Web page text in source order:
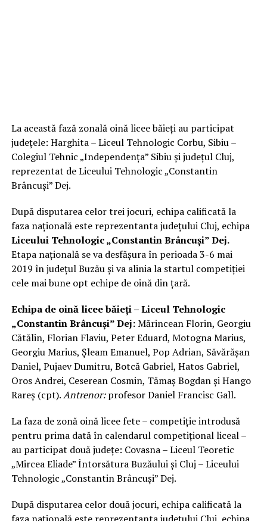
La această fază zonală oină licee băieţi au participat
judeţele: Harghita – Liceul Tehnologic Corbu, Sibiu –
Colegiul Tehnic „Independenţa” Sibiu şi judeţul Cluj,
reprezentat de Liceului Tehnologic „Constantin
Brâncuşi” Dej.
După disputarea celor trei jocuri, echipa calificată la
faza naţională este reprezentanta judeţului Cluj, echipa
Liceului Tehnologic „Constantin Brâncuşi” Dej.
Etapa naţională se va desfăşura în perioada 3-6 mai
2019 în judeţul Buzău şi va alinia la startul competiţiei
cele mai bune opt echipe de oină din ţară.
Echipa de oină licee băieţi – Liceul Tehnologic
„Constantin Brâncuşi” Dej:Mărincean Florin, Georgiu
Cătălin, Florian Flaviu, Peter Eduard, Motogna Marius,
Georgiu Marius, Şleam Emanuel, Pop Adrian, Săvărăşan
Daniel, Pujaev Dumitru, Botcă Gabriel, Hatos Gabriel,
Oros Andrei, Ceserean Cosmin, Tămaş Bogdan şi Hango
Rareş (cpt).Antrenor:profesor Daniel Francisc Gall.
La faza de zonă oină licee fete – competiţie introdusă
pentru prima dată în calendarul competiţional liceal –
au participat două judeţe: Covasna – Liceul Teoretic
„Mircea Eliade” Întorsătura Buzăului şi Cluj – Liceului
Tehnologic „Constantin Brâncuşi” Dej.
După disputarea celor două jocuri, echipa calificată la